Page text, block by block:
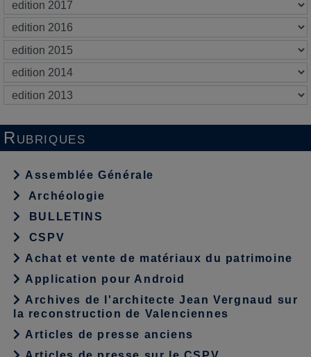
Rubriques
Assemblée Générale
Archéologie
BULLETINS
CSPV
Achat et vente de matériaux du patrimoine
Application pour Android
Archives de l'architecte Jean Vergnaud sur
la reconstruction de Valenciennes
Articles de presse anciens